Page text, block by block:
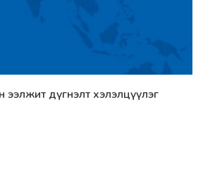
ээлжит дүгнэлт хэлэлцүүлэг